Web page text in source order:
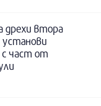
дрехи втора
с част от